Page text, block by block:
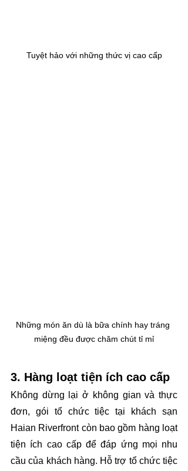
Tuyệt hảo với những thức vị cao cấp
Những món ăn dù là bữa chính hay tráng
miệng đều được chăm chút tỉ mỉ
3. Hàng loạt tiện ích cao cấp
Không dừng lại ở không gian và thực
đơn, gói tổ chức tiệc tại khách sạn
Haian Riverfront còn bao gồm hàng loạt
tiện ích cao cấp để đáp ứng mọi nhu
cầu của khách hàng. Hỗ trợ tổ chức tiệc